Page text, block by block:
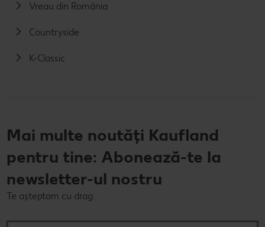
Vreau din România
Countryside
K-Classic
Mai multe noutăți Kaufland
pentru tine: Abonează-te la
newsletter-ul nostru
Te așteptam cu drag.